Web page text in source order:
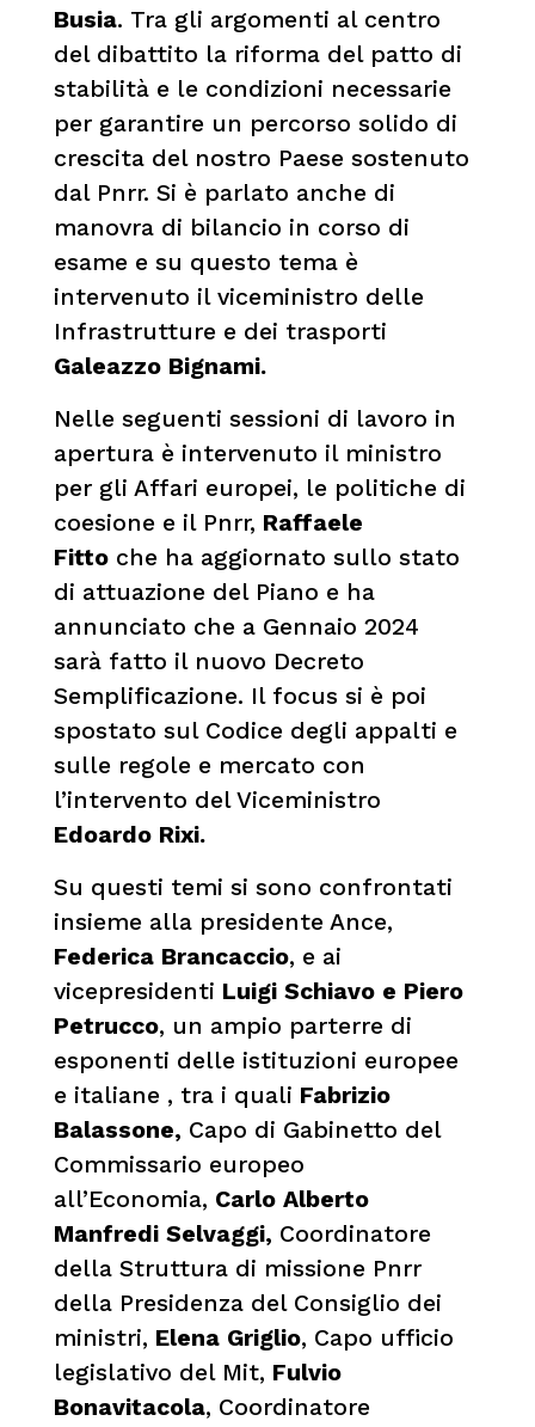
Busia. Tra gli argomenti al centro
del dibattito la riforma del patto di
stabilità e le condizioni necessarie
per garantire un percorso solido di
crescita del nostro Paese sostenuto
dal Pnrr. Si è parlato anche di
manovra di bilancio in corso di
esame e su questo tema è
intervenuto il viceministro delle
Infrastrutture e dei trasporti
Galeazzo Bignami.
Nelle seguenti sessioni di lavoro in
apertura è intervenuto il ministro
per gli Affari europei, le politiche di
coesione e il Pnrr, Raffaele
Fitto che ha aggiornato sullo stato
di attuazione del Piano e ha
annunciato che a Gennaio 2024
sarà fatto il nuovo Decreto
Semplificazione. Il focus si è poi
spostato sul Codice degli appalti e
sulle regole e mercato con
l’intervento del Viceministro
Edoardo Rixi.
Su questi temi si sono confrontati
insieme alla presidente Ance,
Federica Brancaccio, e ai
vicepresidenti Luigi Schiavo e Piero
Petrucco, un ampio parterre di
esponenti delle istituzioni europee
e italiane , tra i quali Fabrizio
Balassone, Capo di Gabinetto del
Commissario europeo
all’Economia, Carlo Alberto
Manfredi Selvaggi, Coordinatore
della Struttura di missione Pnrr
della Presidenza del Consiglio dei
ministri, Elena Griglio, Capo ufficio
legislativo del Mit, Fulvio
Bonavitacola, Coordinatore